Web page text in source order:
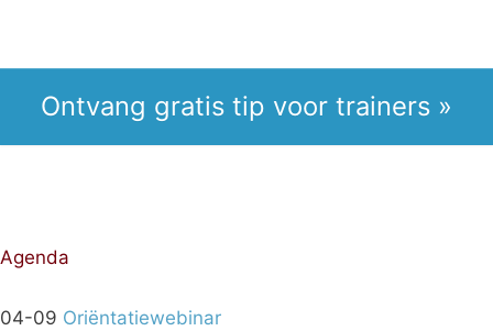
Ontvang gratis tip voor trainers »
Agenda
04-09 Oriëntatiewebinar